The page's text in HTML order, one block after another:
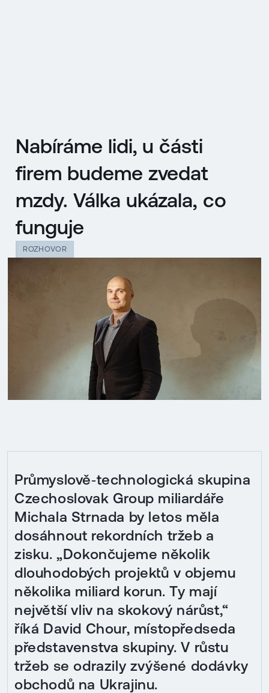
Nabíráme lidi, u části
firem budeme zvedat
mzdy. Válka ukázala, co
funguje
ROZHOVOR
Průmyslově‑technologická skupina
Czechoslovak Group miliardáře
Michala Strnada by letos měla
dosáhnout rekordních tržeb a
zisku. „Dokončujeme několik
dlouhodobých projektů v objemu
několika miliard korun. Ty mají
největší vliv na skokový nárůst,“
říká David Chour, místopředseda
představenstva skupiny. V růstu
tržeb se odrazily zvýšené dodávky
obchodů na Ukrajinu.